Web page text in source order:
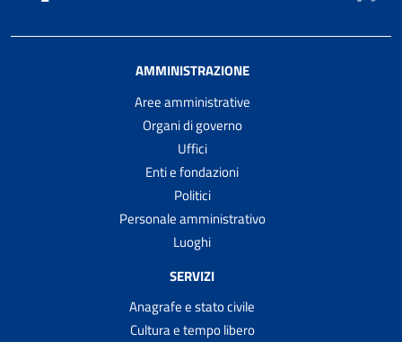
AMMINISTRAZIONE
Aree amministrative
Organi di governo
Uffici
Enti e fondazioni
Politici
Personale amministrativo
Luoghi
SERVIZI
Anagrafe e stato civile
Cultura e tempo libero